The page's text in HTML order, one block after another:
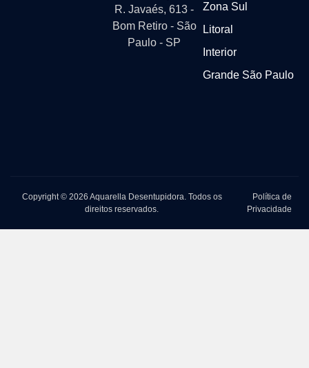
R. Javaés, 613 -
Bom Retiro - São
Paulo - SP
Zona Sul
Litoral
Interior
Grande São Paulo
Copyright © 2026 Aquarella Desentupidora. Todos os
direitos reservados.
Política de
Privacidade